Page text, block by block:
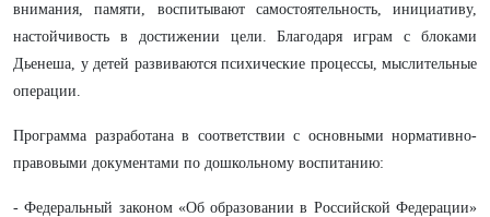
внимания, памяти, воспитывают самостоятельность, инициативу,
настойчивость в достижении цели. Благодаря играм с блоками
Дьенеша, у детей развиваются психические процессы, мыслительные
операции.
Программа разработана в соответствии с основными нормативно-
правовыми документами по дошкольному воспитанию:
- Федеральный законом «Об образовании в Российской Федерации»